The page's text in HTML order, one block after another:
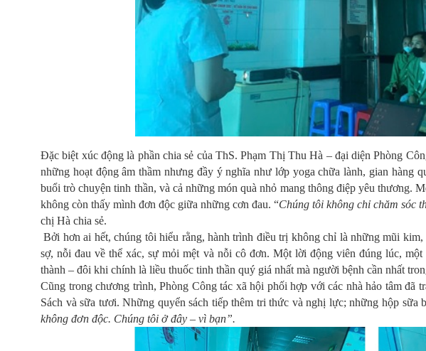
Đặc biệt xúc động là phần chia sẻ của ThS. Phạm Thị Thu Hà – đại diện Phòng
những hoạt động âm thầm nhưng đầy ý nghĩa như lớp yoga chữa lành, gian hàng
buổi trò chuyện tinh thần, và cả những món quà nhỏ mang thông điệp yêu thương.
không còn thấy mình đơn độc giữa những cơn đau. “Chúng tôi không chỉ chăm sóc
chị Hà chia sẻ.
Bởi hơn ai hết, chúng tôi hiểu rằng, hành trình điều trị không chỉ là những mũi
sợ, nỗi đau về thể xác, sự mỏi mệt và nỗi cô đơn. Một lời động viên đúng lúc,
thành – đôi khi chính là liều thuốc tinh thần quý giá nhất mà người bệnh cần nhất
Cũng trong chương trình, Phòng Công tác xã hội phối hợp với các nhà hảo tâm đã
Sách và sữa tươi. Những quyển sách tiếp thêm tri thức và nghị lực; những hộp
không đơn độc. Chúng tôi ở đây – vì bạn”.